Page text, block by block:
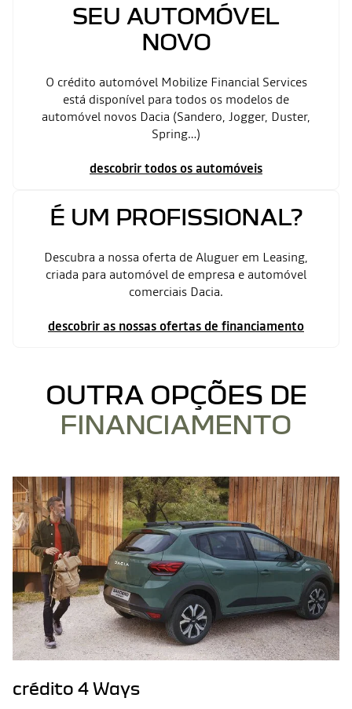
SEU AUTOMÓVEL
NOVO
O crédito automóvel Mobilize Financial Services
está disponível para todos os modelos de
automóvel novos Dacia (Sandero, Jogger, Duster,
Spring…)
descobrir todos os automóveis
É UM PROFISSIONAL?
Descubra a nossa oferta de Aluguer em Leasing,
criada para automóvel de empresa e automóvel
comerciais Dacia.
descobrir as nossas ofertas de financiamento
OUTRA OPÇÕES DE
FINANCIAMENTO
crédito 4 Ways